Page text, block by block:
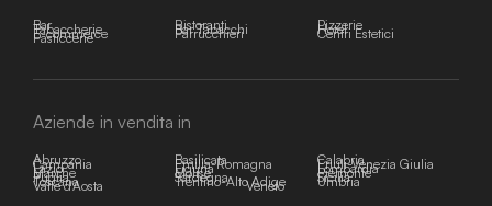
Bar Ristoranti Pizzerie
Tabaccherie Bar Tabacchi Hotel
E-commerce Parrucchieri Centri Estetici
Pasticcerie
Aziende in vendita in
Abruzzo Basilicata Calabria
Campania Emilia-Romagna Friuli-Venezia Giulia
Lazio Liguria Lombardia
Marche Molise Piemonte
Puglia Sardegna Sicilia
Toscana Trentino-Alto Adige Umbria
Valle d'Aosta Veneto